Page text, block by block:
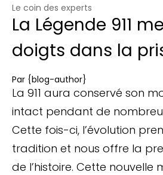
Le coin des experts
La Légende 911
doigts dans la
Par {blog-author}
La 911 aura conservé son
intact pendant de
Cette fois-ci, l’évolution
tradition et nous offre la
de l’histoire. Cette nouvelle